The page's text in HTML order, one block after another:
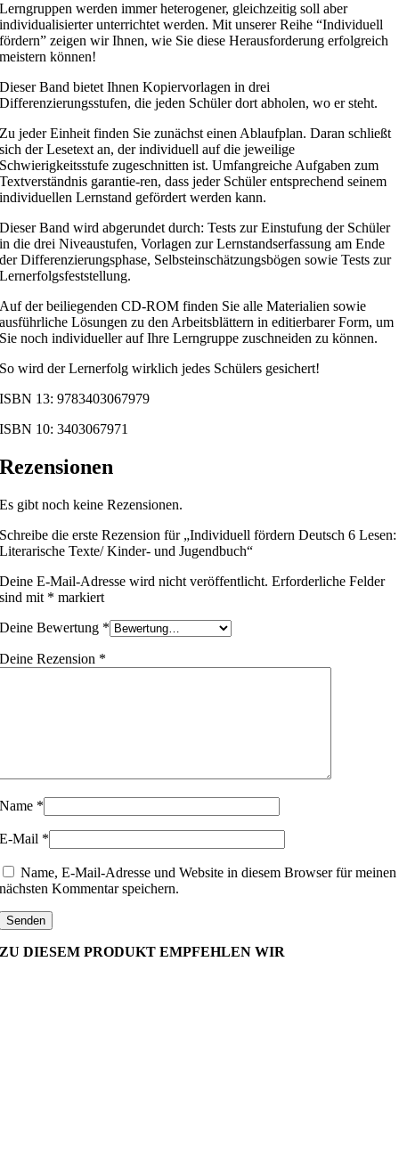
Lerngruppen werden immer heterogener, gleichzeitig soll aber
individualisierter unterrichtet werden. Mit unserer Reihe “Individuell
fördern” zeigen wir Ihnen, wie Sie diese Herausforderung erfolgreich
meistern können!
Dieser Band bietet Ihnen Kopiervorlagen in drei
Differenzierungsstufen, die jeden Schüler dort abholen, wo er steht.
Zu jeder Einheit finden Sie zunächst einen Ablaufplan. Daran schließt
sich der Lesetext an, der individuell auf die jeweilige
Schwierigkeitsstufe zugeschnitten ist. Umfangreiche Aufgaben zum
Textverständnis garantie-ren, dass jeder Schüler entsprechend seinem
individuellen Lernstand gefördert werden kann.
Dieser Band wird abgerundet durch: Tests zur Einstufung der Schüler
in die drei Niveaustufen, Vorlagen zur Lernstandserfassung am Ende
der Differenzierungsphase, Selbsteinschätzungsbögen sowie Tests zur
Lernerfolgsfeststellung.
Auf der beiliegenden CD-ROM finden Sie alle Materialien sowie
ausführliche Lösungen zu den Arbeitsblättern in editierbarer Form, um
Sie noch individueller auf Ihre Lerngruppe zuschneiden zu können.
So wird der Lernerfolg wirklich jedes Schülers gesichert!
ISBN 13: 9783403067979
ISBN 10: 3403067971
Rezensionen
Es gibt noch keine Rezensionen.
Schreibe die erste Rezension für „Individuell fördern Deutsch 6 Lesen:
Literarische Texte/ Kinder- und Jugendbuch“
Deine E-Mail-Adresse wird nicht veröffentlicht. Erforderliche Felder
sind mit * markiert
Deine Bewertung *
Deine Rezension *
Name *
E-Mail *
Name, E-Mail-Adresse und Website in diesem Browser für meinen
nächsten Kommentar speichern.
ZU DIESEM PRODUKT EMPFEHLEN WIR